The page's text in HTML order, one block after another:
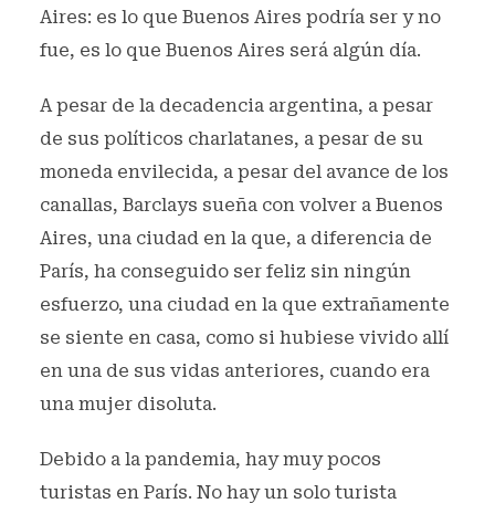
Aires: es lo que Buenos Aires podría ser y no
fue, es lo que Buenos Aires será algún día.
A pesar de la decadencia argentina, a pesar
de sus políticos charlatanes, a pesar de su
moneda envilecida, a pesar del avance de los
canallas, Barclays sueña con volver a Buenos
Aires, una ciudad en la que, a diferencia de
París, ha conseguido ser feliz sin ningún
esfuerzo, una ciudad en la que extrañamente
se siente en casa, como si hubiese vivido allí
en una de sus vidas anteriores, cuando era
una mujer disoluta.
Debido a la pandemia, hay muy pocos
turistas en París. No hay un solo turista